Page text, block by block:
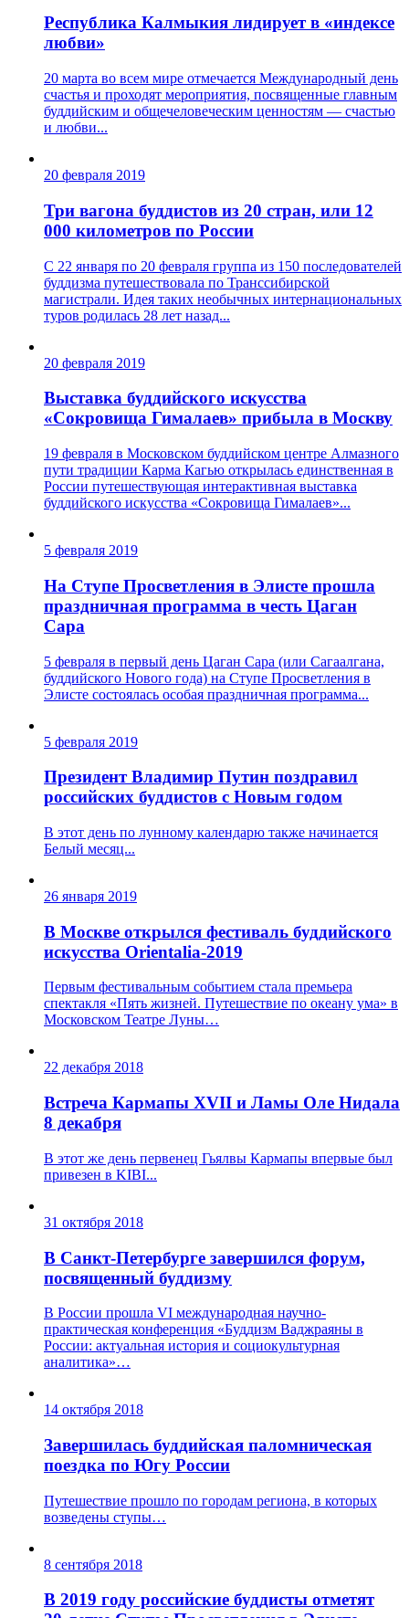
Республика Калмыкия лидирует в «индексе
любви»
20 марта во всем мире отмечается Международный день
счастья и проходят мероприятия, посвященные главным
буддийским и общечеловеческим ценностям — счастью
и любви...
20 февраля 2019
Три вагона буддистов из 20 стран, или 12
000 километров по России
С 22 января по 20 февраля группа из 150 последователей
буддизма путешествовала по Транссибирской
магистрали. Идея таких необычных интернациональных
туров родилась 28 лет назад...
20 февраля 2019
Выставка буддийского искусства
«Сокровища Гималаев» прибыла в Москву
19 февраля в Московском буддийском центре Алмазного
пути традиции Карма Кагью открылась единственная в
России путешествующая интерактивная выставка
буддийского искусства «Сокровища Гималаев»...
5 февраля 2019
На Ступе Просветления в Элисте прошла
праздничная программа в честь Цаган
Сара
5 февраля в первый день Цаган Сара (или Сагаалгана,
буддийского Нового года) на Ступе Просветления в
Элисте состоялась особая праздничная программа...
5 февраля 2019
Президент Владимир Путин поздравил
российских буддистов с Новым годом
В этот день по лунному календарю также начинается
Белый месяц...
26 января 2019
В Москве открылся фестиваль буддийского
искусства Orientalia-2019
Первым фестивальным событием стала премьера
спектакля «Пять жизней. Путешествие по океану ума» в
Московском Театре Луны…
22 декабря 2018
Встреча Кармапы XVII и Ламы Оле Нидала
8 декабря
В этот же день первенец Гьялвы Кармапы впервые был
привезен в KIBI...
31 октября 2018
В Санкт-Петербурге завершился форум,
посвященный буддизму
В России прошла VI международная научно-
практическая конференция «Буддизм Ваджраяны в
России: актуальная история и социокультурная
аналитика»…
14 октября 2018
Завершилась буддийская паломническая
поездка по Югу России
Путешествие прошло по городам региона, в которых
возведены ступы…
8 сентября 2018
В 2019 году российские буддисты отметят